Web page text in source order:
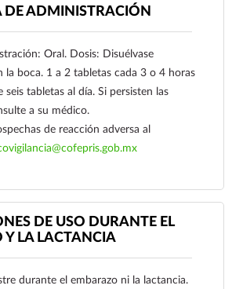
Ver más
DE ADMINISTRACIÓN
Oral. Dosis: Disuélvase
la boca. 1 a 2 tabletas cada 3 o 4 horas
seis tabletas al día. Si persisten las
a su médico.
de reacción adversa al
Ver más
DE USO DURANTE EL
Y LA LACTANCIA
durante el embarazo ni la lactancia.